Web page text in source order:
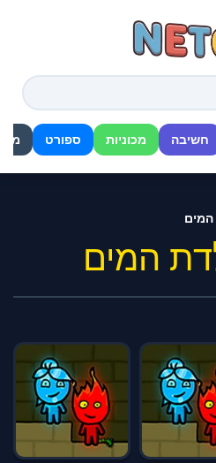
חשיבה מכוניות ספורט
המים
המים